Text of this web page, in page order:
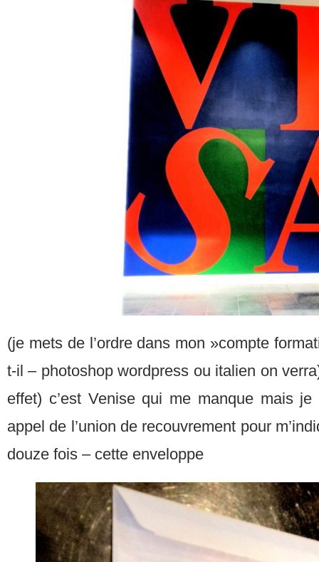
(je mets de l’ordre dans mon »compte
t-il – photoshop wordpress ou italien on
effet) c’est Venise qui me manque mais
appel de l’union de recouvrement pour
douze fois – cette enveloppe